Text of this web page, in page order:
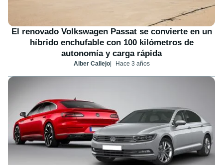
El renovado Volkswagen Passat se convierte en un
híbrido enchufable con 100 kilómetros de
autonomía y carga rápida
Alber Callejo Hace 3 años